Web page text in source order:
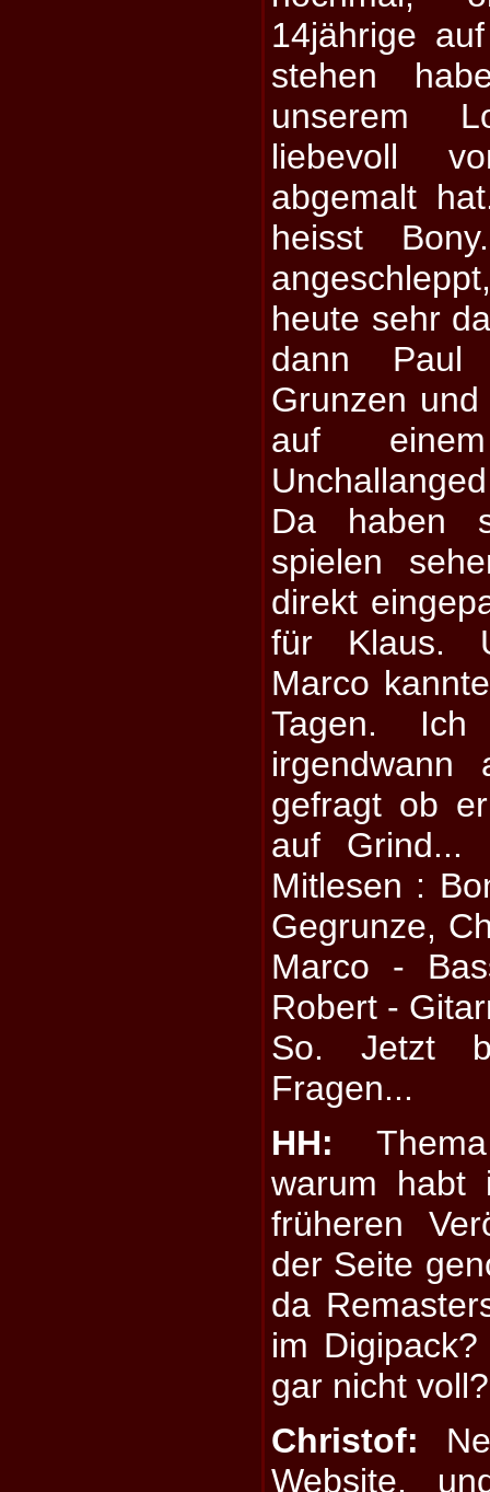
14jährige
stehen
unserem
liebevoll
abgemalt
heisst
heute sehr
dann Paul
Grunzen
auf
Da haben
spielen
direkt
für Klaus.
Marco
Tagen.
irgendwann
gefragt ob
auf Grind...
Mitlesen :
Gegrunze,
Marco -
Robert -
So. Jetzt
Fragen...
HH: Thema
warum habt
früheren
der Seite
da
im
gar nicht voll?
Christof:
Website,